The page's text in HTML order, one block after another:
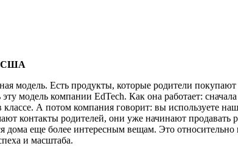
США
модель. Есть продукты, которые родители
модель компании EdTech. Как она работает:
А потом компания говорит: вы используете
контакты родителей, они уже начинают
еще более интересным вещам. Это относительно
и масштаба.